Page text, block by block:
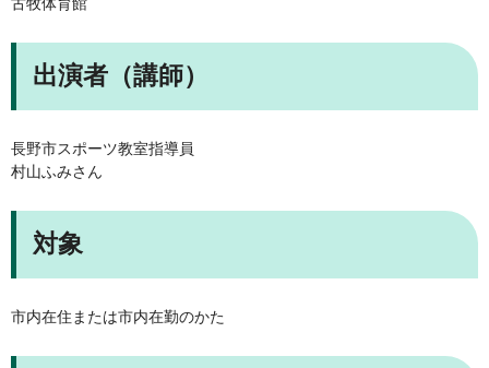
古牧体育館
出演者（講師）
長野市スポーツ教室指導員
村山ふみさん
対象
市内在住または市内在勤のかた